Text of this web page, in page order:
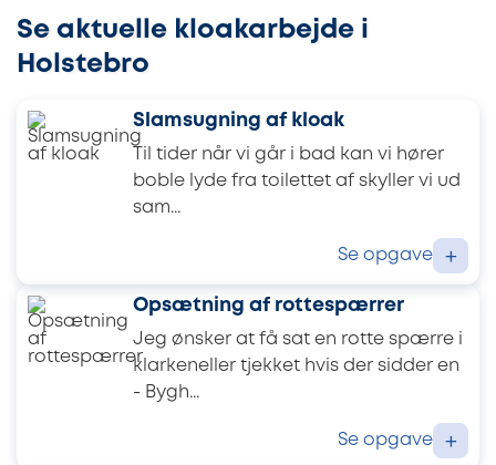
Se aktuelle kloakarbejde i
Holstebro
Slamsugning af kloak
Til tider når vi går i bad kan vi hører
boble lyde fra toilettet af skyller vi ud
sam...
Se opgave +
Opsætning af rottespærrer
Jeg ønsker at få sat en rotte spærre i
klarkeneller tjekket hvis der sidder en
- Bygh...
Se opgave +